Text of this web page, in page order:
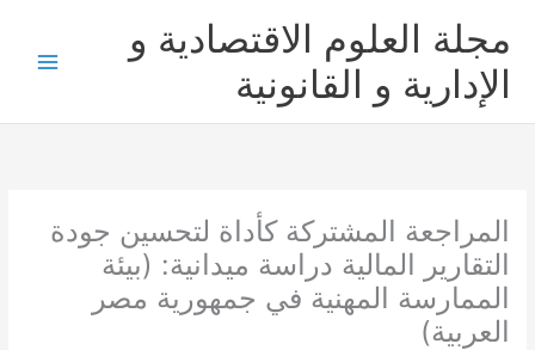
المحتوى
مجلة العلوم الاقتصادية و
الإدارية و القانونية
المراجعة المشتركة كأداة لتحسين جودة
التقارير المالية دراسة ميدانية: (بيئة
الممارسة المهنية في جمهورية مصر
العربية)